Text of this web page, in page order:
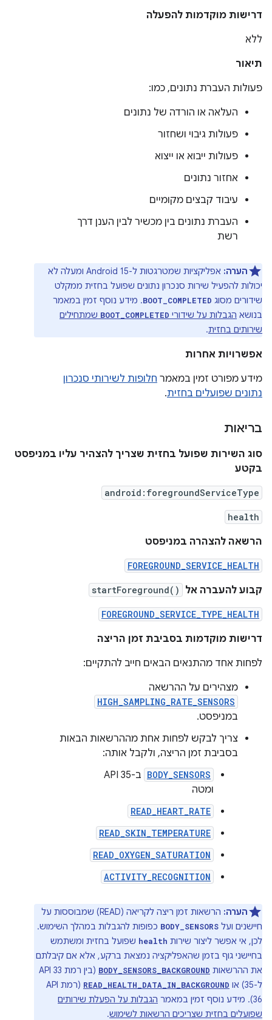
דרישות מוקדמות להפעלה
ללא
תיאור
פעולות העברת נתונים, כמו:
העלאה או הורדה של נתונים
פעולות גיבוי ושחזור
פעולות ייבוא או ייצוא
אחזור נתונים
עיבוד קבצים מקומיים
העברת נתונים בין מכשיר לבין הענן דרך
רשת
הערה:
אפליקציות שמטרגטות ל-Android 15 ומעלה לא
יכולות להפעיל שירות סנכרון נתונים שפועל בחזית ממקלט
שידורים מסוג BOOT_COMPLETED. מידע נוסף זמין במאמר
בנושא הגבלות על שידורי BOOT_COMPLETED שמתחילים
שירותים בחזית.
אפשרויות אחרות
מידע מפורט זמין במאמר חלופות לשירותי סנכרון
נתונים שפועלים בחזית.
בריאות
סוג השירות שפועל בחזית שצריך להצהיר עליו במניפסט
בקטע
android:foregroundServiceType
health
הרשאה להצהרה במניפסט
FOREGROUND_SERVICE_HEALTH
קבוע להעברה אל startForeground()
FOREGROUND_SERVICE_TYPE_HEALTH
דרישות מוקדמות בסביבת זמן הריצה
לפחות אחד מהתנאים הבאים חייב להתקיים:
מצהירים על ההרשאה
HIGH_SAMPLING_RATE_SENSORS
במניפסט.
צריך לבקש לפחות אחת מההרשאות הבאות
בסביבת זמן הריצה, ולקבל אותה:
BODY_SENSORS
ב-API 35
ומטה
READ_HEART_RATE
READ_SKIN_TEMPERATURE
READ_OXYGEN_SATURATION
ACTIVITY_RECOGNITION
הערה:
הרשאות זמן ריצה לקריאה (READ) שמבוססות על
חיישנים ועל BODY_SENSORS כפופות להגבלות במהלך השימוש.
לכן, אי אפשר ליצור שירות health שפועל בחזית ומשתמש
בחיישני גוף בזמן שהאפליקציה נמצאת ברקע, אלא אם קיבלתם
את ההרשאות BODY_SENSORS_BACKGROUND
(בין רמת API 33
ל-35) או
READ_HEALTH_DATA_IN_BACKGROUND
(רמת API
36). מידע נוסף זמין במאמר
הגבלות על הפעלת שירותים
שפועלים בחזית שצריכים הרשאות לשימוש.